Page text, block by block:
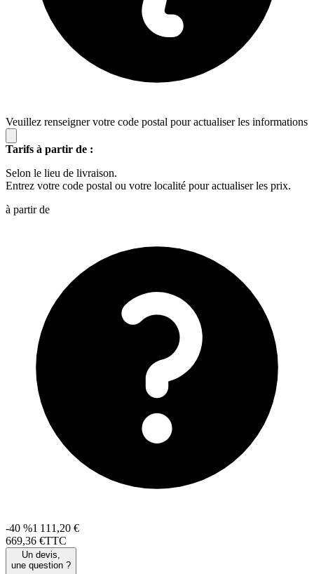
Veuillez renseigner votre code postal pour actualiser les informations
Tarifs à partir de :
Selon le lieu de livraison.
Entrez votre code postal ou votre localité pour actualiser les prix.
à partir de
-40 %1 111,20 €
669,36 €TTC
Un devis,
une question ?